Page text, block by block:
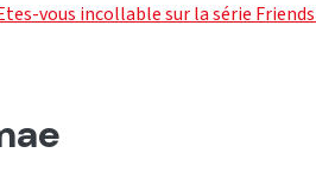
vous incollable sur la série Friends